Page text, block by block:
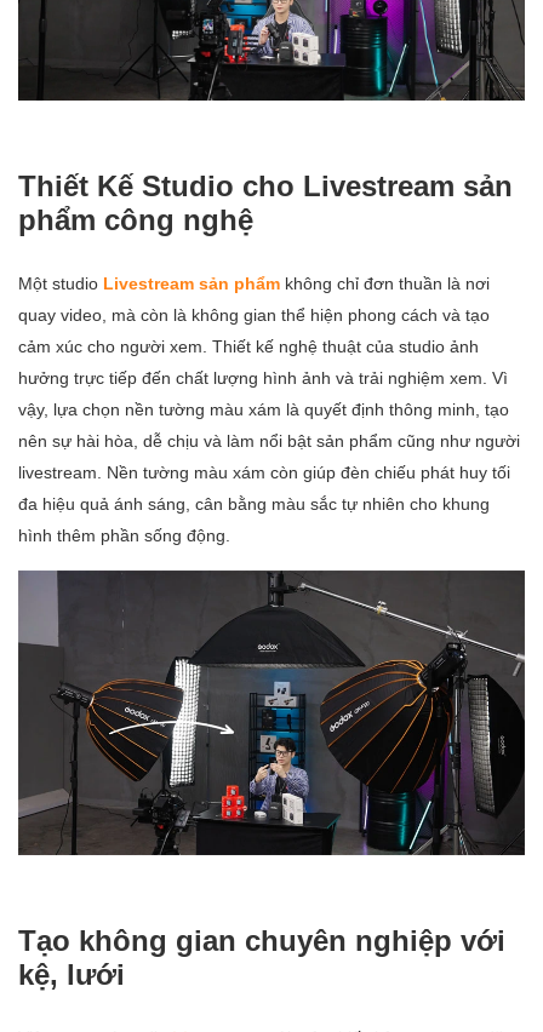
Thiết Kế Studio cho Livestream sản
phẩm công nghệ
Một studio Livestream sản phẩm không chỉ đơn thuần là nơi
quay video, mà còn là không gian thể hiện phong cách và tạo
cảm xúc cho người xem. Thiết kế nghệ thuật của studio ảnh
hưởng trực tiếp đến chất lượng hình ảnh và trải nghiệm xem. Vì
vậy, lựa chọn nền tường màu xám là quyết định thông minh, tạo
nên sự hài hòa, dễ chịu và làm nổi bật sản phẩm cũng như người
livestream. Nền tường màu xám còn giúp đèn chiếu phát huy tối
đa hiệu quả ánh sáng, cân bằng màu sắc tự nhiên cho khung
hình thêm phần sống động.
Tạo không gian chuyên nghiệp với
kệ, lưới